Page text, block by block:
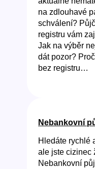
na zdlouhavé
schválení?
registru vám
Jak na výběr
dát pozor?
bez registru…
Nebankovní
Hledáte rychlé
ale jste cizinec
Nebankovní